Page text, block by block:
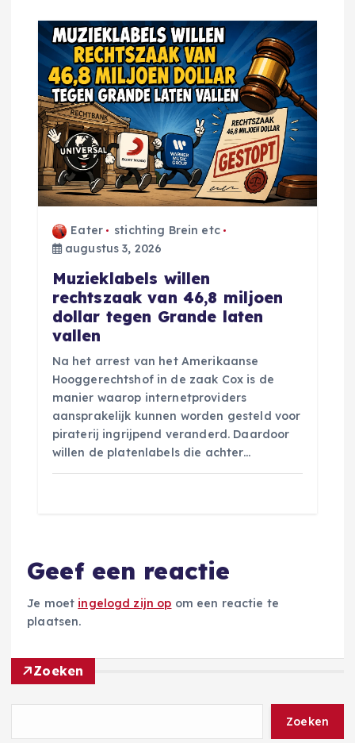
Eater
stichting Brein etc
augustus 3, 2026
Muzieklabels willen
rechtszaak van 46,8 miljoen
dollar tegen Grande laten
vallen
Na het arrest van het Amerikaanse
Hooggerechtshof in de zaak Cox is de
manier waarop internetproviders
aansprakelijk kunnen worden gesteld voor
piraterij ingrijpend veranderd. Daardoor
willen de platenlabels die achter…
Geef een reactie
Je moet ingelogd zijn op om een reactie te
plaatsen.
Zoeken
Zoeken